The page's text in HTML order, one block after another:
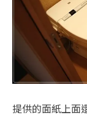
提供的面紙上面